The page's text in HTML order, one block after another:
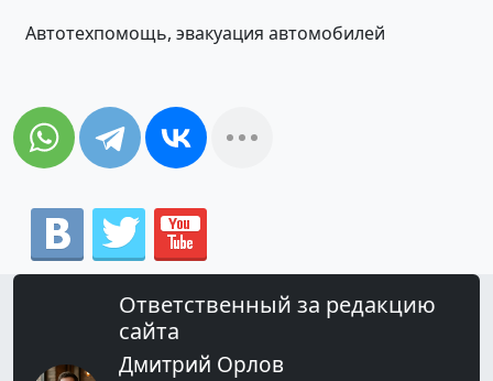
Автотехпомощь, эвакуация автомобилей
Ответственный за редакцию
сайта
Дмитрий Орлов